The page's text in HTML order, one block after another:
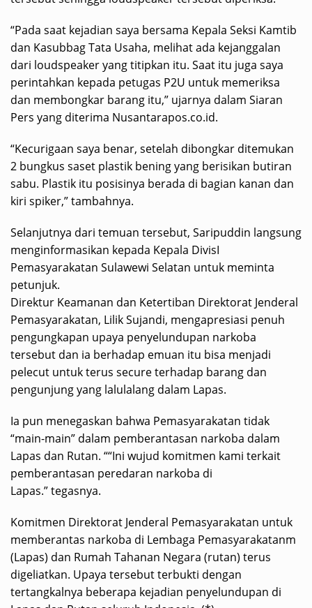
“Pada saat kejadian saya bersama Kepala Seksi Kamtib
dan Kasubbag Tata Usaha, melihat ada kejanggalan
dari loudspeaker yang titipkan itu. Saat itu juga saya
perintahkan kepada petugas P2U untuk memeriksa
dan membongkar barang itu,” ujarnya dalam Siaran
Pers yang diterima Nusantarapos.co.id.
“Kecurigaan saya benar, setelah dibongkar ditemukan
2 bungkus saset plastik bening yang berisikan butiran
sabu. Plastik itu posisinya berada di bagian kanan dan
kiri spiker,” tambahnya.
Selanjutnya dari temuan tersebut, Saripuddin langsung
menginformasikan kepada Kepala DivisI
Pemasyarakatan Sulawewi Selatan untuk meminta
petunjuk.
Direktur Keamanan dan Ketertiban Direktorat Jenderal
Pemasyarakatan, Lilik Sujandi, mengapresiasi penuh
pengungkapan upaya penyelundupan narkoba
tersebut dan ia berhadap emuan itu bisa menjadi
pelecut untuk terus secure terhadap barang dan
pengunjung yang lalulalang dalam Lapas.
Ia pun menegaskan bahwa Pemasyarakatan tidak
“main-main” dalam pemberantasan narkoba dalam
Lapas dan Rutan. ““Ini wujud komitmen kami terkait
pemberantasan peredaran narkoba di
Lapas.” tegasnya.
Komitmen Direktorat Jenderal Pemasyarakatan untuk
memberantas narkoba di Lembaga Pemasyarakatanm
(Lapas) dan Rumah Tahanan Negara (rutan) terus
digeliatkan. Upaya tersebut terbukti dengan
tertangkalnya beberapa kejadian penyelundupan di